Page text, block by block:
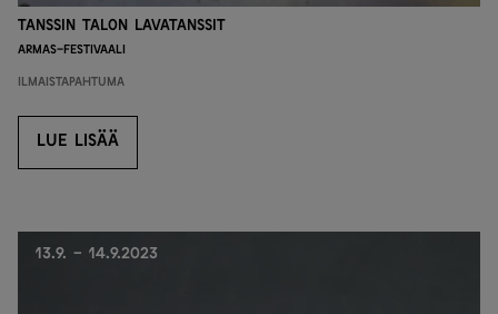
Tanssin talon lavatanssit
Armas-festivaali
Ilmaistapahtuma
LUE LISÄÄ
LUE LISÄÄ
13.9. - 14.9.2023